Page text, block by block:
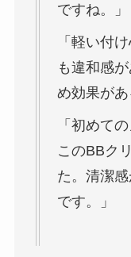
ですね。」
「軽い付
も違和感
め効果があ
「初めて
このBBク
た。清潔
です。」